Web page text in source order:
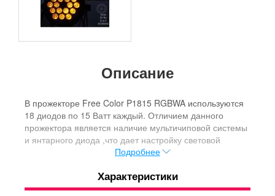
Описание
В прожекторе Free Color P1815 RGBWA используются
18 диодов по 15 Ватт каждый. Отличием данного
прожектора является наличие мультичиповой системы
и янтарного диода ,что дает настройку световой
температуры и цвета в очень большом спектре. Если
белые и янтарные диоды , нужен "холодный " белый
смешайте белые и синие диоды .Управление
Подробнее
Характеристики